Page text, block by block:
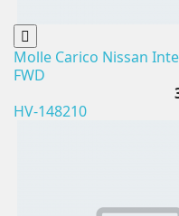
Molle Carico Nissan
FWD
HV-148210